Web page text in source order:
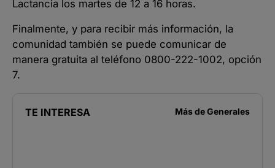
Lactancia los martes de 12 a 16 horas.
Finalmente, y para recibir más información, la
comunidad también se puede comunicar de
manera gratuita al teléfono 0800-222-1002, opción
7.
TE INTERESA Más deGenerales